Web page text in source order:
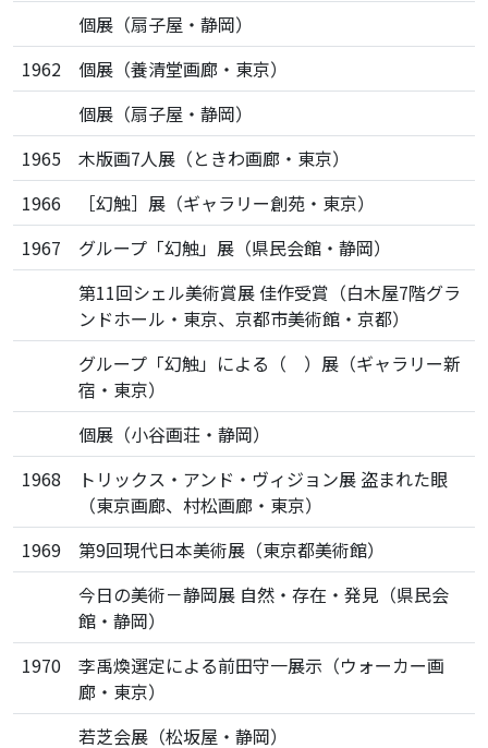
個展（扇子屋・静岡）
1962
個展（養清堂画廊・東京）
個展（扇子屋・静岡）
1965
木版画7人展（ときわ画廊・東京）
1966
［幻触］展（ギャラリー創苑・東京）
1967
グループ「幻触」展（県民会館・静岡）
第11回シェル美術賞展 佳作受賞（白木屋7階グラ
ンドホール・東京、京都市美術館・京都）
グループ「幻触」による（ ）展（ギャラリー新
宿・東京）
個展（小谷画荘・静岡）
1968
トリックス・アンド・ヴィジョン展 盗まれた眼
（東京画廊、村松画廊・東京）
1969
第9回現代日本美術展（東京都美術館）
今日の美術－静岡展 自然・存在・発見（県民会
館・静岡）
1970
李禹煥選定による前田守一展示（ウォーカー画
廊・東京）
若芝会展（松坂屋・静岡）